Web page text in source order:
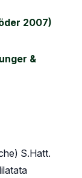
2007)
&
S.Hatt.